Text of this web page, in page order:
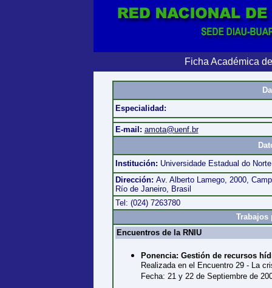
Ficha Académica
Especialidad:
E-mail: amota@uenf.br
Institución: Universidade Estadual do
Dirección: Av. Alberto Lamego, 2000,
Río de Janeiro, Brasil
Tel: (024) 7263780
Trabajos
Encuentros de la RNIU
Ponencia: Gestión de recursos
Realizada en el Encuentro 29 - La
Fecha: 21 y 22 de Septiembre de